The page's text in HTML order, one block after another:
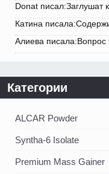
Donat писал:Заглушат
Катина
Алиева писала:Вопрос
Категории
ALCAR Powder
Syntha-6 Isolate
Premium Mass Gainer